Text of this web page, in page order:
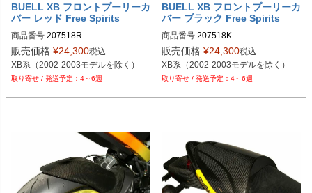
BUELL XB フロントプーリーカ
バー レッド Free Spirits
商品番号 207518R
販売価格 ¥24,300税込
XB系（2002-2003モデルを除く）
4～6週
BUELL XB フロントプーリーカ
バー ブラック Free Spirits
商品番号 207518K
販売価格 ¥24,300税込
XB系（2002-2003モデルを除く）
4～6週